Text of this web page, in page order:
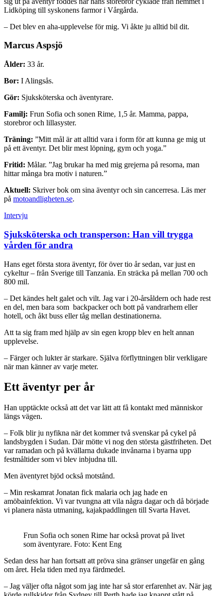
Lidköping till syskonens farmor i Vårgårda.
– Det blev en aha-upplevelse för mig. Vi åkte ju alltid bil dit.
Marcus Aspsjö
Ålder: 33 år.
Bor: I Alingsås.
Gör: Sjuksköterska och äventyrare.
Familj: Frun Sofia och sonen Rime, 1,5 år. Mamma, pappa,
storebror och lillasyster.
Träning: ”Mitt mål är att alltid vara i form för att kunna ge mig ut
på ett äventyr. Det blir mest löpning, gym och yoga.”
Fritid: Målar. ”Jag brukar ha med mig grejerna på resorna, man
hittar många bra motiv i naturen.”
Aktuell: Skriver bok om sina äventyr och sin cancerresa. Läs mer
på motoandligheten.se.
Intervju
Sjuksköterska och transperson: Han vill trygga
vården för andra
Hans eget första stora äventyr, för över tio år sedan, var just en
cykeltur – från Sverige till Tanzania. En sträcka på mellan 700 och
800 mil.
– Det kändes helt galet och vilt. Jag var i 20-årsåldern och hade rest
en del, men bara som backpacker och bott på vandrarhem eller
hotell, och åkt buss eller tåg mellan destinationerna.
Att ta sig fram med hjälp av sin egen kropp blev en helt annan
upplevelse.
– Färger och lukter är starkare. Själva förflyttningen blir verkligare
när man känner av varje meter.
Ett äventyr per år
Han upptäckte också att det var lätt att få kontakt med människor
längs vägen.
– Folk blir ju nyfikna när det kommer två svenskar på cykel på
landsbygden i Sudan. Där mötte vi nog den största gästfriheten. Det
var ramadan och på kvällarna dukade invånarna i byarna upp
festmåltider som vi blev inbjudna till.
Men äventyret bjöd också motstånd.
– Min reskamrat Jonatan fick malaria och jag hade en
amöbainfektion. Vi var tvungna att vila några dagar och då började
vi planera nästa utmaning, kajakpaddlingen till Svarta Havet.
Frun Sofia och sonen Rime har också provat på livet
som äventyrare. Foto: Kent Eng
Sedan dess har han fortsatt att pröva sina gränser ungefär en gång
om året. Hela tiden med nya färdmedel.
– Jag väljer ofta något som jag inte har så stor erfarenhet av. När jag